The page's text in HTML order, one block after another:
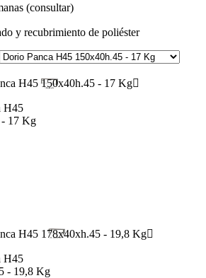
(consultar)
y recubrimiento de poliéster
H45 150x40h.45 - 17 Kg
H45
- 17 Kg
H45 178x40xh.45 - 19,8 Kg
H45
- 19,8 Kg